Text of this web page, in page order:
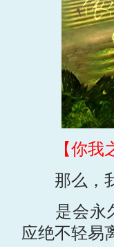
【你我
那么，我
是会永
应绝不轻易